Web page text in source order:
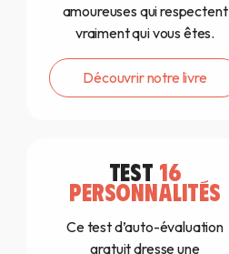
amoureuses qui respectent
vraiment qui vous êtes.
Découvrir notre livre
TEST 16
PERSONNALITÉS
Ce test d’auto-évaluation
gratuit dresse une